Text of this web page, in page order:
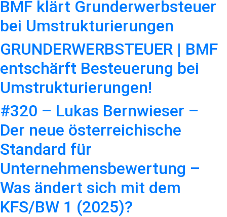
BMF klärt Grunderwerbsteuer
bei Umstrukturierungen
GRUNDERWERBSTEUER | BMF
entschärft Besteuerung bei
Umstrukturierungen!
#320 – Lukas Bernwieser –
Der neue österreichische
Standard für
Unternehmensbewertung –
Was ändert sich mit dem
KFS/BW 1 (2025)?